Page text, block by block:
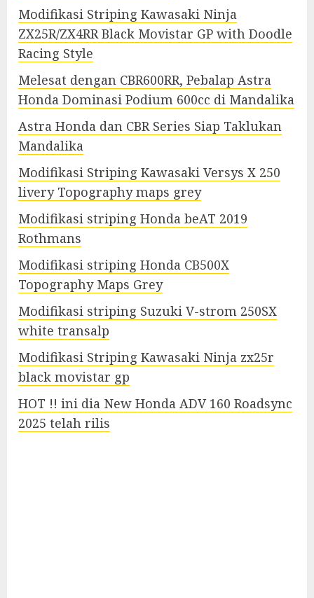
Modifikasi Striping Kawasaki Ninja
ZX25R/ZX4RR Black Movistar GP with Doodle
Racing Style
Melesat dengan CBR600RR, Pebalap Astra
Honda Dominasi Podium 600cc di Mandalika
Astra Honda dan CBR Series Siap Taklukan
Mandalika
Modifikasi Striping Kawasaki Versys X 250
livery Topography maps grey
Modifikasi striping Honda beAT 2019
Rothmans
Modifikasi striping Honda CB500X
Topography Maps Grey
Modifikasi striping Suzuki V-strom 250SX
white transalp
Modifikasi Striping Kawasaki Ninja zx25r
black movistar gp
HOT !! ini dia New Honda ADV 160 Roadsync
2025 telah rilis